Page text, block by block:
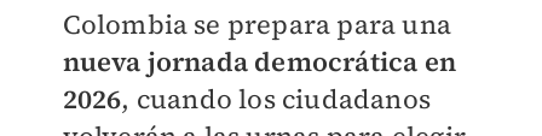
Colombia se prepara para una
nueva jornada democrática en
2026, cuando los ciudadanos